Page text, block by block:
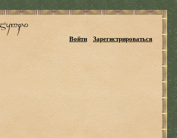
Войти Зарегистрироваться